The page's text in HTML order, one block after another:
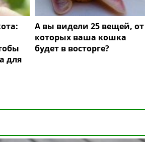
для
А вы видели 25 вещей, от
которых ваша кошка
будет в восторге?